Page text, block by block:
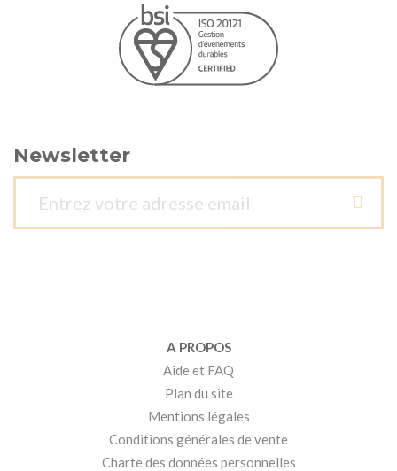
Newsletter
A PROPOS
Aide et FAQ
Plan du site
Mentions légales
Conditions générales de vente
Charte des données personnelles